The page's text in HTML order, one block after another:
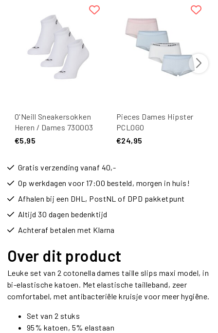
O'Neill Sneakersokken
Heren / Dames 730003
Wit 3-Pack
€5,95
Pieces Dames Hipster
PCLOGO
Roze/Lichtblauw/Wit 4-
€24,95
Gratis verzending vanaf 40,-
Op werkdagen voor 17:00 besteld, morgen in huis!
Afhalen bij een DHL, PostNL of DPD pakketpunt
Altijd 30 dagen bedenktijd
Achteraf betalen met Klarna
Over dit product
Leuke set van 2 cotonella dames taille slips maxi model, in
bi-elastische katoen. Met elastische tailleband, zeer
comfortabel, met antibacteriële kruisje voor meer hygiëne.
Set van 2 stuks
95% katoen, 5% elastaan